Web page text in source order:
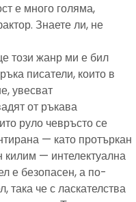
е много голяма,
Знаете ли, не
този жанр ми е бил
писатели, които в
увесват
от ръкава
руло чевръсто се
— като протъркан
— интелектуална
е безопасен, а по-
така че с ласкателства